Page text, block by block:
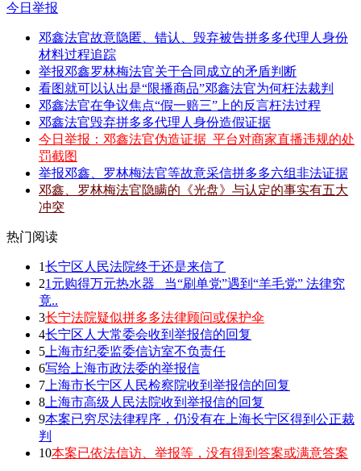
今日举报
邓鑫法官故意隐匿、错认、毁弃被告拼多多代理人身份
材料过程追踪
举报邓鑫罗林梅法官关于合同成立的矛盾判断
看图就可以认出是“限播商品”邓鑫法官为何枉法裁判
邓鑫法官在争议焦点“假一赔三”上的反言枉法过程
邓鑫法官毁弃拼多多代理人身份造假证据
今日举报：邓鑫法官伪造证据_平台对商家直播违规的处
罚截图
举报邓鑫、罗林梅法官等故意采信拼多多六组非法证据
邓鑫、罗林梅法官隐瞒的《光盘》与认定的事实有五大
冲突
热门阅读
1长宁区人民法院终于还是来信了
21元购得万元热水器 _当“刷单党”遇到“羊毛党” 法律究
竟..
3长宁法院疑似拼多多法律顾问或保护伞
4长宁区人大常委会收到举报信的回复
5 上海市纪委监委信访室不负责任
6写给上海市政法委的举报信
7 上海市长宁区人民检察院收到举报信的回复
8 上海市高级人民法院收到举报信的回复
9本案已穷尽法律程序，仍没有在上海长宁区得到公正裁
判
10本案已依法信访、举报等，没有得到答案或满意答案